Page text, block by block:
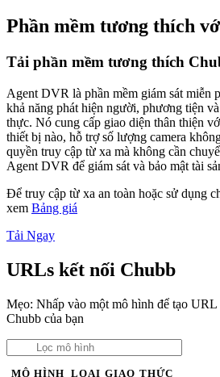
Phần mềm tương thích
Tải phần mềm tương thích
Agent DVR là phần mềm giám sát miễn
khả năng phát hiện người, phương tiện
thực. Nó cung cấp giao diện thân thiện
thiết bị nào, hỗ trợ số lượng camera
quyền truy cập từ xa mà không cần
Agent DVR để giám sát và bảo mật tài
Để truy cập từ xa an toàn hoặc sử dụng
xem Bảng giá
Tải Ngay
URLs kết nối Chubb
Mẹo: Nhấp vào một mô hình để tạo URL
Chubb của bạn
MÔ HÌNH LOẠI GIAO THỨC